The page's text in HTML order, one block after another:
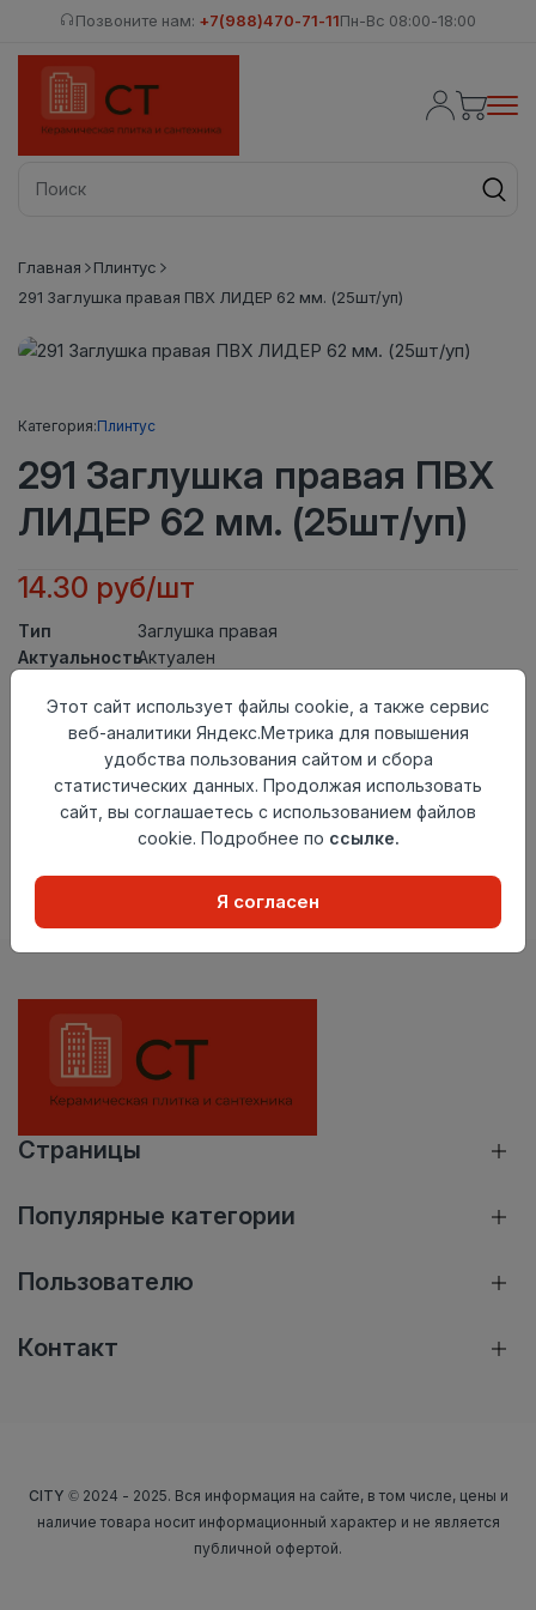
Позвоните нам: +7(988)470-71-11Пн-Вс 08:00-18:00
Главная
Плинтус
291 Заглушка правая ПВХ ЛИДЕР 62 мм. (25шт/уп)
Категория:Плинтус
291 Заглушка правая ПВХ
ЛИДЕР 62 мм. (25шт/уп)
14.30 руб/шт
Тип
Заглушка правая
АктуальностьАктуален
Осталось28 шт
Добавить в корзину
Внимание! Внешний вид товара может отличаться от
представленного на настоящем сайте. Проверяйте
в момент приобретения товара.
Страницы
Популярные категории
Пользователю
Контакт
CITY © 2024 - 2025. Вся информация на сайте, в том числе, цены и
наличие товара носит информационный характер и не является
публичной офертой.
Этот сайт использует файлы cookie, а также сервис
веб-аналитики Яндекс.Метрика для повышения
удобства пользования сайтом и сбора
статистических данных. Продолжая использовать
сайт, вы соглашаетесь с использованием файлов
cookie. Подробнее по ссылке.
Я согласен